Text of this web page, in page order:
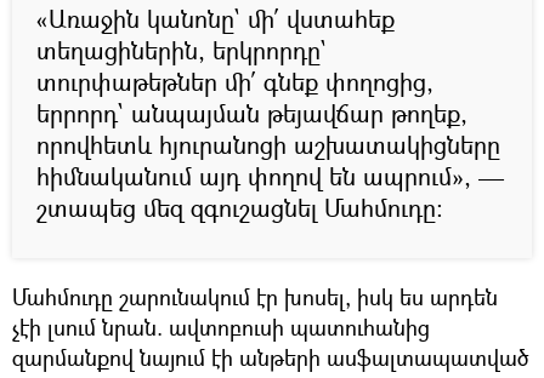
«Առաջին կանոնը` մի՛ վստահեք
տեղացիներին, երկրորդը`
տուրփաթեթներ մի՛ գնեք փողոցից,
երրորդ` անպայման թեյավճար թողեք,
որովհետև հյուրանոցի աշխատակիցները
հիմնականում այդ փողով են ապրում», —
շտապեց մեզ զգուշացնել Մահմուդը։
Մահմուդը շարունակում էր խոսել, իսկ ես արդեն
չէի լսում նրան. ավտոբուսի պատուհանից
զարմանքով նայում էի անթերի ասֆալտապատված